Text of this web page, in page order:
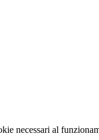
necessari al